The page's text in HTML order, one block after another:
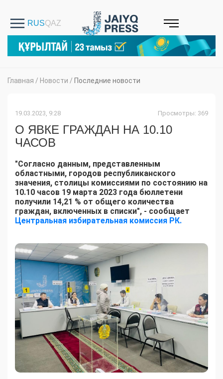
Главная / Новости / Последние новости
19.03.2023, 9:28 Просмотры: 369
О ЯВКЕ ГРАЖДАН НА 10.10
ЧАСОВ
"Согласно данным, представленным
областными, городов республиканского
значения, столицы комиссиями по состоянию на
10.10 часов 19 марта 2023 года бюллетени
получили 14,21 % от общего количества
граждан, включенных в списки", - сообщает
Центральная избирательная комиссия РК.